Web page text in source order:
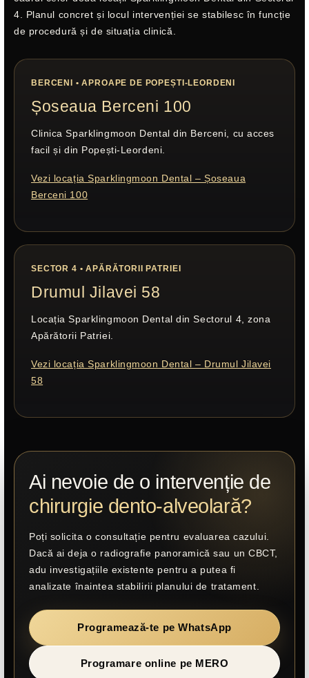
4. Planul concret și locul intervenției se stabilesc în funcție
de procedură și de situația clinică.
BERCENI • APROAPE DE POPEȘTI-LEORDENI
Șoseaua Berceni 100
Clinica Sparklingmoon Dental din Berceni, cu acces
facil și din Popești-Leordeni.
Vezi locația Sparklingmoon Dental – Șoseaua
Berceni 100
SECTOR 4 • APĂRĂTORII PATRIEI
Drumul Jilavei 58
Locația Sparklingmoon Dental din Sectorul 4, zona
Apărătorii Patriei.
Vezi locația Sparklingmoon Dental – Drumul Jilavei
58
Ai nevoie de o intervenție de
chirurgie dento-alveolară?
Poți solicita o consultație pentru evaluarea cazului.
Dacă ai deja o radiografie panoramică sau un CBCT,
adu investigațiile existente pentru a putea fi
analizate înaintea stabilirii planului de tratament.
Programează-te pe WhatsApp
Programare online pe MERO